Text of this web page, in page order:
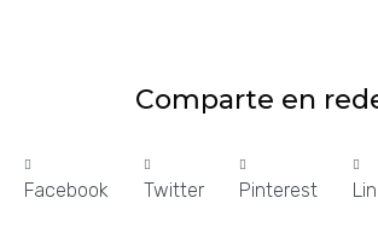
Comparte en
Facebook Twitter Pinterest